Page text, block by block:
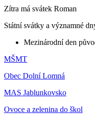
Zítra má svátek Roman
Státní svátky a významné
Mezinárodní den
MŠMT
Obec Dolní Lomná
MAS Jablunkovsko
Ovoce a zelenina do škol